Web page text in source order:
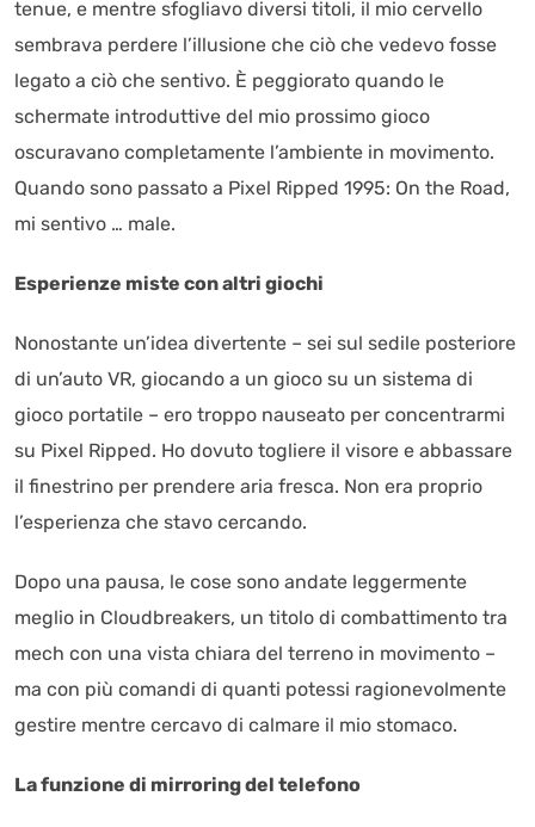
tenue, e mentre sfogliavo diversi titoli, il mio cervello
sembrava perdere l’illusione che ciò che vedevo fosse
legato a ciò che sentivo. È peggiorato quando le
schermate introduttive del mio prossimo gioco
oscuravano completamente l’ambiente in movimento.
Quando sono passato a Pixel Ripped 1995: On the Road,
mi sentivo … male.
Esperienze miste con altri giochi
Nonostante un’idea divertente – sei sul sedile posteriore
di un’auto VR, giocando a un gioco su un sistema di
gioco portatile – ero troppo nauseato per concentrarmi
su Pixel Ripped. Ho dovuto togliere il visore e abbassare
il finestrino per prendere aria fresca. Non era proprio
l’esperienza che stavo cercando.
Dopo una pausa, le cose sono andate leggermente
meglio in Cloudbreakers, un titolo di combattimento tra
mech con una vista chiara del terreno in movimento –
ma con più comandi di quanti potessi ragionevolmente
gestire mentre cercavo di calmare il mio stomaco.
La funzione di mirroring del telefono